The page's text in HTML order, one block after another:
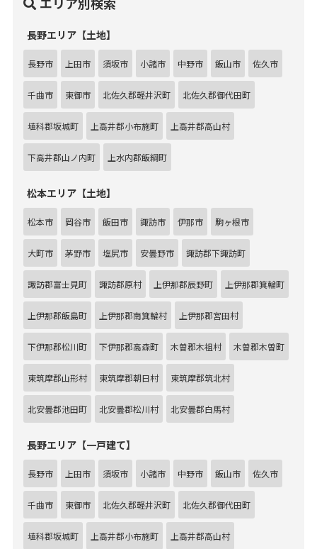
長野エリア【土地】
長野市 上田市 須坂市 小諸市 中野市 飯山市 佐久市
千曲市 東御市 北佐久郡軽井沢町 北佐久郡御代田町
埴科郡坂城町 上高井郡小布施町 上高井郡高山村
下高井郡山ノ内町 上水内郡飯綱町
松本エリア【土地】
松本市 岡谷市 飯田市 諏訪市 伊那市 駒ヶ根市
大町市 茅野市 塩尻市 安曇野市 諏訪郡下諏訪町
諏訪郡富士見町 諏訪郡原村 上伊那郡辰野町 上伊那郡箕輪町
上伊那郡飯島町 上伊那郡南箕輪村 上伊那郡宮田村
下伊那郡松川町 下伊那郡高森町 木曽郡木祖村 木曽郡木曽町
東筑摩郡山形村 東筑摩郡朝日村 東筑摩郡筑北村
北安曇郡池田町 北安曇郡松川村 北安曇郡白馬村
長野エリア【一戸建て】
長野市 上田市 須坂市 小諸市 中野市 飯山市 佐久市
千曲市 東御市 北佐久郡軽井沢町 北佐久郡御代田町
埴科郡坂城町 上高井郡小布施町 上高井郡高山村